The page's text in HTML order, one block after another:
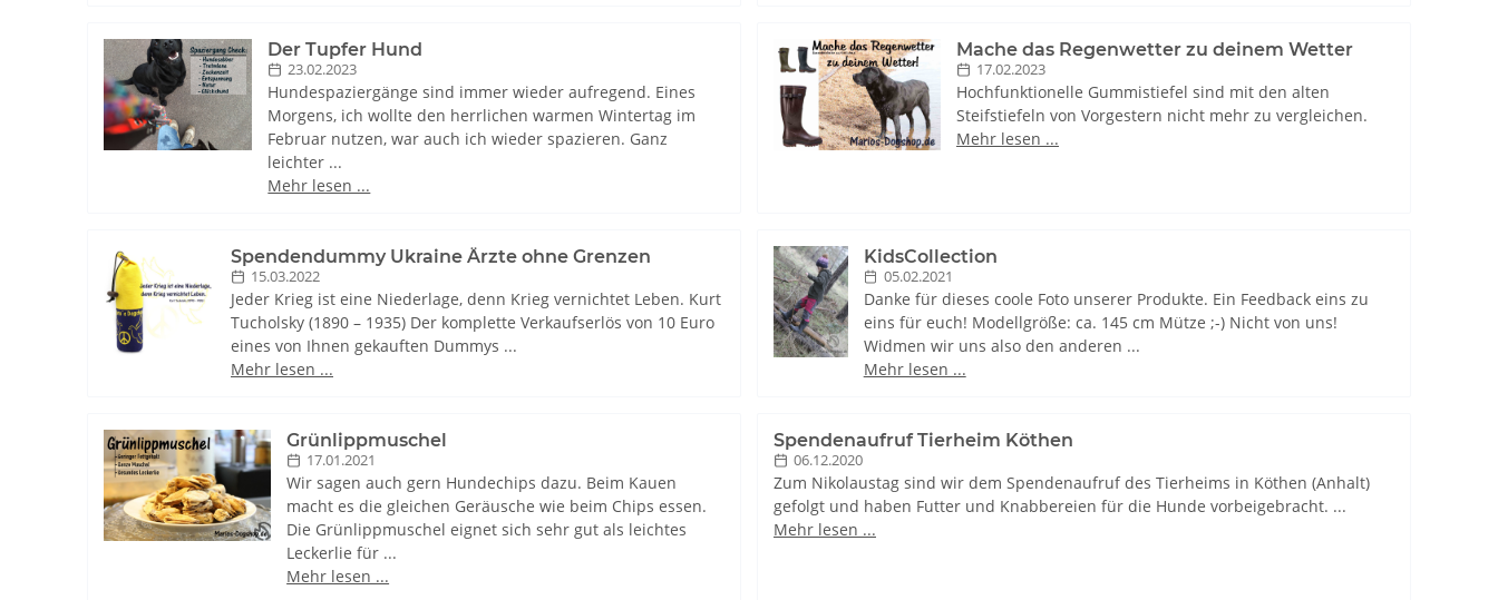
Der Tupfer Hund
23.02.2023
Hundespaziergänge sind immer wieder aufregend. Eines
Morgens, ich wollte den herrlichen warmen Wintertag im
Februar nutzen, war auch ich wieder spazieren. Ganz
leichter ...
Mehr lesen ...
Mache das Regenwetter zu deinem Wetter
17.02.2023
Hochfunktionelle Gummistiefel sind mit den alten
Steifstiefeln von Vorgestern nicht mehr zu vergleichen.
Mehr lesen ...
Spendendummy Ukraine Ärzte ohne Grenzen
15.03.2022
Jeder Krieg ist eine Niederlage, denn Krieg vernichtet Leben. Kurt
Tucholsky (1890 – 1935) Der komplette Verkaufserlös von 10 Euro
eines von Ihnen gekauften Dummys ...
Mehr lesen ...
KidsCollection
05.02.2021
Danke für dieses coole Foto unserer Produkte. Ein Feedback eins zu
eins für euch! Modellgröße: ca. 145 cm Mütze ;-) Nicht von uns!
Widmen wir uns also den anderen ...
Mehr lesen ...
Grünlippmuschel
17.01.2021
Wir sagen auch gern Hundechips dazu. Beim Kauen
macht es die gleichen Geräusche wie beim Chips essen.
Die Grünlippmuschel eignet sich sehr gut als leichtes
Leckerlie für ...
Mehr lesen ...
Spendenaufruf Tierheim Köthen
06.12.2020
Zum Nikolaustag sind wir dem Spendenaufruf des Tierheims in Köthen (Anhalt)
gefolgt und haben Futter und Knabbereien für die Hunde vorbeigebracht. ...
Mehr lesen ...